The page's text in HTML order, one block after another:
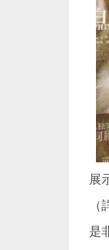
展
是